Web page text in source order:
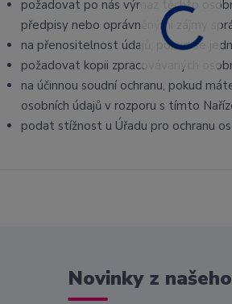
požadovat po nás výmaz těchto
předpisy nebo oprávněnými zájmy
na přenositelnost údajů, pokud se
požadovat kopii zpracovávaných
na účinnou soudní ochranu, pokud
osobních údajů v rozporu s tímto
podat stížnost u Úřadu pro ochranu
Novinky z